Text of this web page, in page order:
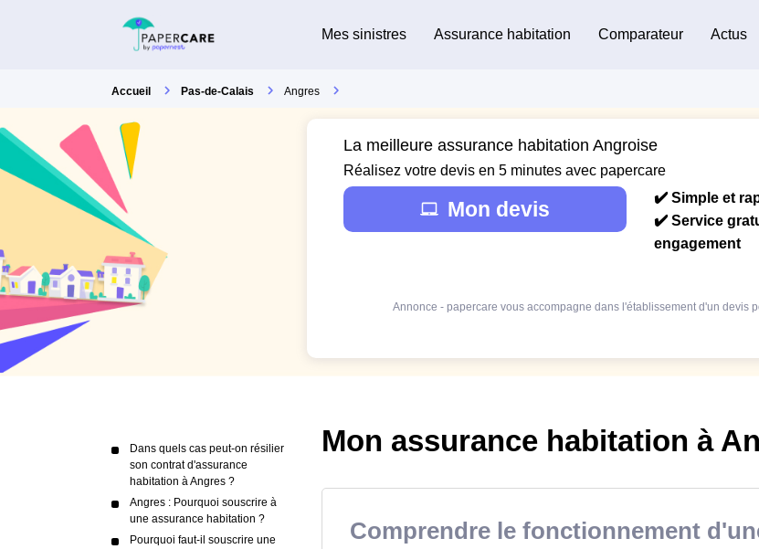
Mes sinistres Assurance habitation Comparateur Actus
Accueil Pas-de-Calais Angres
La meilleure assurance habitation Angroise
Réalisez votre devis en 5 minutes avec papercare
Mon devis
✔️ Simple et
✔️ Service
engagement
Annonce - papercare vous accompagne dans l'établissement d'un devis
Dans quels cas peut-on résilier
son contrat d'assurance
habitation à Angres ?
Angres : Pourquoi souscrire à
une assurance habitation ?
Pourquoi faut-il souscrire une
Mon assurance habitation à
Comprendre le fonctionnement